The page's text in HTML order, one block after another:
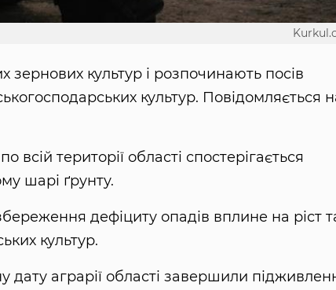
зернових культур і розпочинають посів
культур. Повідомляється
території області спостерігається
шарі ґрунту.
дефіциту опадів вплине на ріст
культур.
дату аграрії області завершили